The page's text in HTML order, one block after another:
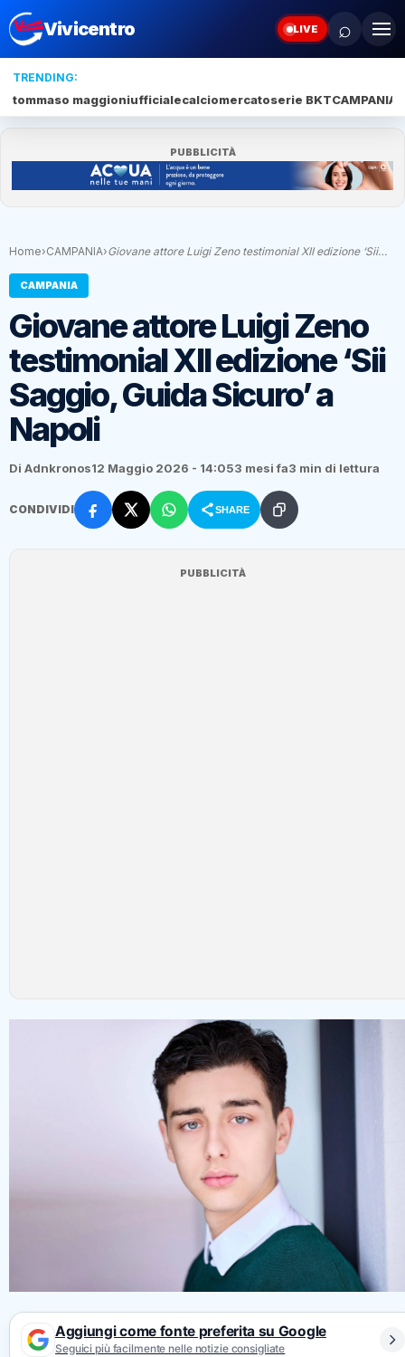
Vivicentro LIVE ⌕
TRENDING:
tommaso maggioniufficialecalciomercatoserie BKTCAMPANIA
PUBBLICITÀ
Home›CAMPANIA›Giovane attore Luigi Zeno testimonial XII edizione ‘Sii…
CAMPANIA
Giovane attore Luigi Zeno
testimonial XII edizione ‘Sii
Saggio, Guida Sicuro’ a
Napoli
Di Adnkronos12 Maggio 2026 - 14:053 mesi fa3 min di lettura
CONDIVIDI SHARE
PUBBLICITÀ
Aggiungi come fonte preferita su Google
Seguici più facilmente nelle notizie consigliate